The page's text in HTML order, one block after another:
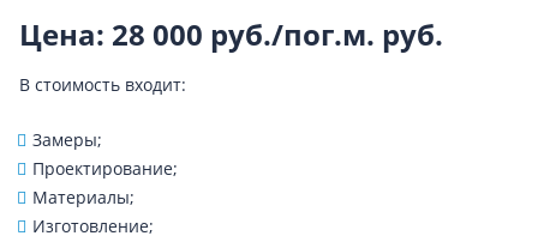
Цена: 28 000 руб./пог.м. руб.
В стоимость входит:
Замеры;
Проектирование;
Материалы;
Изготовление;